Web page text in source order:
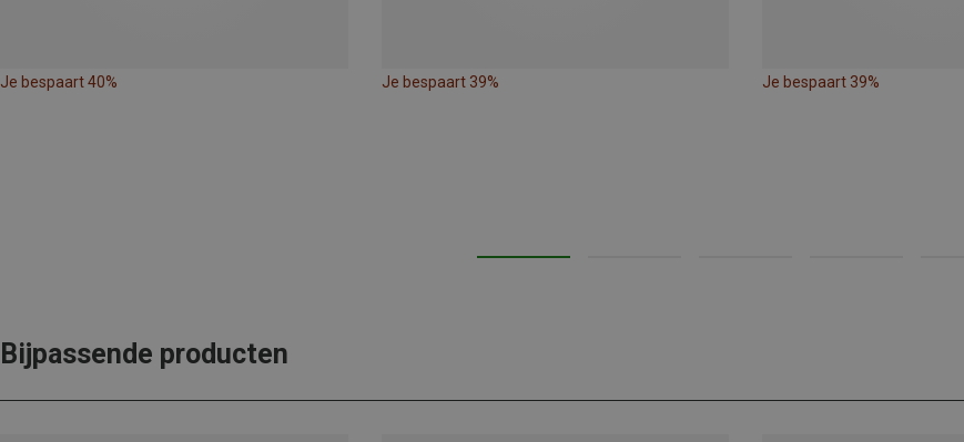
Je bespaart 40% Je bespaart 39% Je bespaart 39%
Bijpassende producten